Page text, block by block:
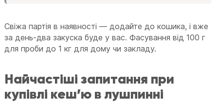
Свіжа партія в наявності — додайте до кошика, і вже
за день-два закуска буде у вас. Фасування від 100 г
для проби до 1 кг для дому чи закладу.
Найчастіші запитання при
купівлі кеш’ю в лушпинні